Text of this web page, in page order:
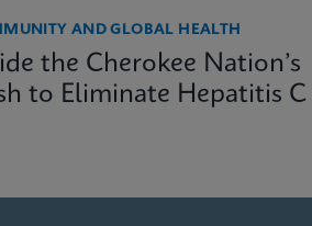
AND GLOBAL HEALTH
the Cherokee Nation’s
to Eliminate Hepatitis C